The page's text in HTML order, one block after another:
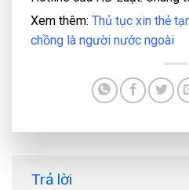
Xem thêm: Thủ tục xin thẻ
chồng là người nước ngoài
Trả lời